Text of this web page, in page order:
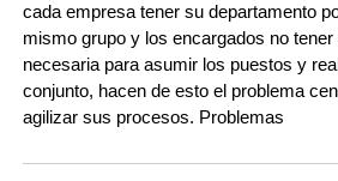
cada empresa tener su departamento
mismo grupo y los encargados no
necesaria para asumir los puestos y
conjunto, hacen de esto el problema
agilizar sus procesos. Problemas